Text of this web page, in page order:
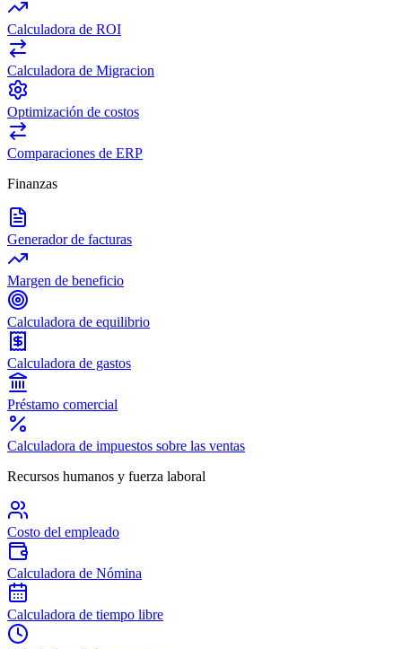
Calculadora de ROI
Calculadora de Migracion
Optimización de costos
Comparaciones de ERP
Finanzas
Generador de facturas
Margen de beneficio
Calculadora de equilibrio
Calculadora de gastos
Préstamo comercial
Calculadora de impuestos sobre las ventas
Recursos humanos y fuerza laboral
Costo del empleado
Calculadora de Nómina
Calculadora de tiempo libre